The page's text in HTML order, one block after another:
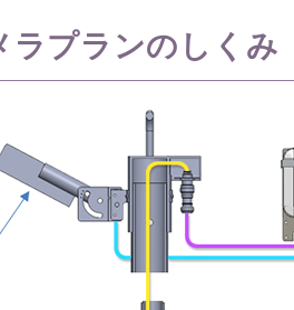
ラプランのしくみ